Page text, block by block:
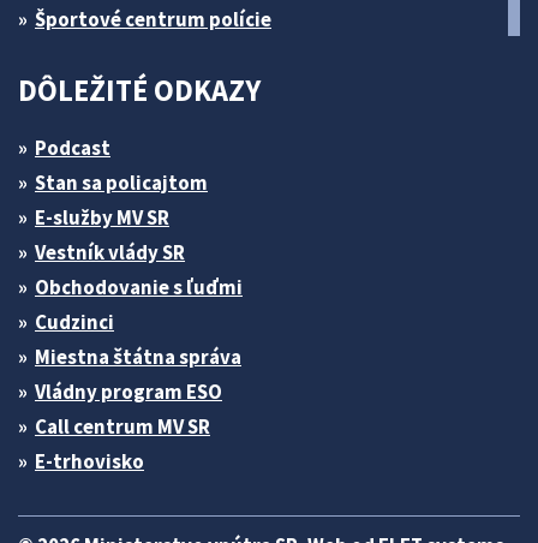
Športové centrum polície
DÔLEŽITÉ ODKAZY
Podcast
Stan sa policajtom
E-služby MV SR
Vestník vlády SR
Obchodovanie s ľuďmi
Cudzinci
Miestna štátna správa
Vládny program ESO
Call centrum MV SR
E-trhovisko